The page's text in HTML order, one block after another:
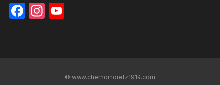
Facebook
Instagram
© www.chernomoretz1919.com